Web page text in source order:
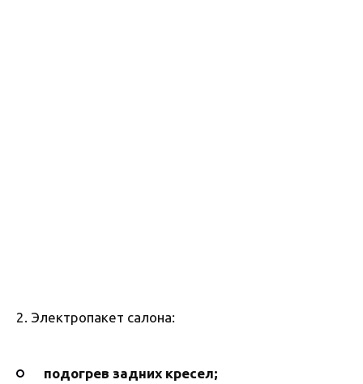
2. Электропакет салона:
подогрев задних кресел;